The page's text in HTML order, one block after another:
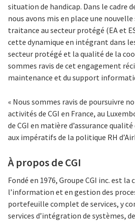
situation de handicap. Dans le cadre
nous avons mis en place une
traitance au secteur protégé (EA et
cette dynamique en intégrant dans
secteur protégé et la qualité de la
sommes ravis de cet engagement
maintenance et du support
« Nous sommes ravis de poursuivre
activités de CGI en France, au
de CGI en matière d’assurance
aux impératifs de la politique RH
À propos de CGI
Fondé en 1976, Groupe CGI inc. est
l’information et en gestion des
portefeuille complet de services, y
services d’intégration de systèmes,